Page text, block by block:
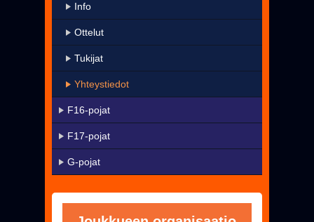
Uutiset
Pelissä mukana
Jäseneksi - Hanki oma KaMa-korttisi!
Info
Ottelut
Tukijat
Yhteystiedot
F16-pojat
F17-pojat
G-pojat